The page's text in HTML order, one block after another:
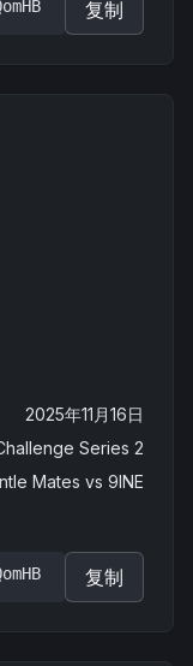
复制
2025年11月16日
Series 2
Mates vs 9INE
复制